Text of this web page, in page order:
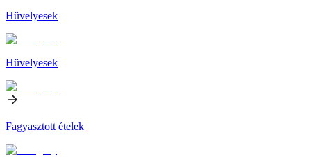
Hüvelyesek
Hüvelyesek
Fagyasztott ételek